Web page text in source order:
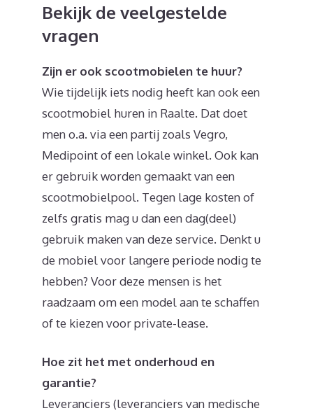
Bekijk de veelgestelde
vragen
Zijn er ook scootmobielen te huur?
Wie tijdelijk iets nodig heeft kan ook een
scootmobiel huren in Raalte. Dat doet
men o.a. via een partij zoals Vegro,
Medipoint of een lokale winkel. Ook kan
er gebruik worden gemaakt van een
scootmobielpool. Tegen lage kosten of
zelfs gratis mag u dan een dag(deel)
gebruik maken van deze service. Denkt u
de mobiel voor langere periode nodig te
hebben? Voor deze mensen is het
raadzaam om een model aan te schaffen
of te kiezen voor private-lease.
Hoe zit het met onderhoud en
garantie?
Leveranciers (leveranciers van medische